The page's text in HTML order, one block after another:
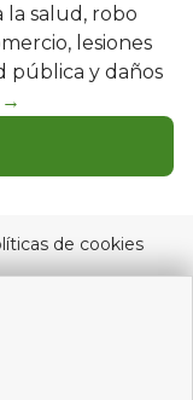
salud, robo
lesiones
pública y daños
de cookies